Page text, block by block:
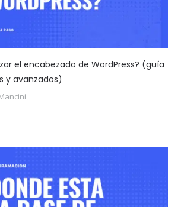
el encabezado de WordPress? (guía
y avanzados)